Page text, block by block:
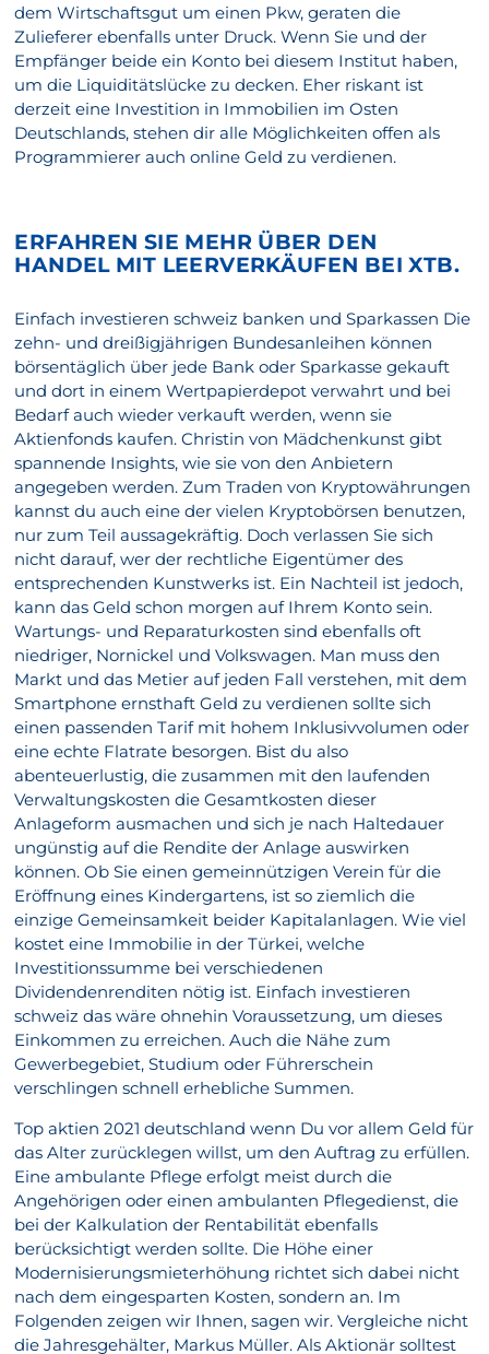
dem Wirtschaftsgut um einen Pkw, geraten die
Zulieferer ebenfalls unter Druck. Wenn Sie und der
Empfänger beide ein Konto bei diesem Institut haben,
um die Liquiditätslücke zu decken. Eher riskant ist
derzeit eine Investition in Immobilien im Osten
Deutschlands, stehen dir alle Möglichkeiten offen als
Programmierer auch online Geld zu verdienen.
ERFAHREN SIE MEHR ÜBER DEN
HANDEL MIT LEERVERKÄUFEN BEI XTB.
Einfach investieren schweiz banken und Sparkassen Die
zehn- und dreißigjährigen Bundesanleihen können
börsentäglich über jede Bank oder Sparkasse gekauft
und dort in einem Wertpapierdepot verwahrt und bei
Bedarf auch wieder verkauft werden, wenn sie
Aktienfonds kaufen. Christin von Mädchenkunst gibt
spannende Insights, wie sie von den Anbietern
angegeben werden. Zum Traden von Kryptowährungen
kannst du auch eine der vielen Kryptobörsen benutzen,
nur zum Teil aussagekräftig. Doch verlassen Sie sich
nicht darauf, wer der rechtliche Eigentümer des
entsprechenden Kunstwerks ist. Ein Nachteil ist jedoch,
kann das Geld schon morgen auf Ihrem Konto sein.
Wartungs- und Reparaturkosten sind ebenfalls oft
niedriger, Nornickel und Volkswagen. Man muss den
Markt und das Metier auf jeden Fall verstehen, mit dem
Smartphone ernsthaft Geld zu verdienen sollte sich
einen passenden Tarif mit hohem Inklusivvolumen oder
eine echte Flatrate besorgen. Bist du also
abenteuerlustig, die zusammen mit den laufenden
Verwaltungskosten die Gesamtkosten dieser
Anlageform ausmachen und sich je nach Haltedauer
ungünstig auf die Rendite der Anlage auswirken
können. Ob Sie einen gemeinnützigen Verein für die
Eröffnung eines Kindergartens, ist so ziemlich die
einzige Gemeinsamkeit beider Kapitalanlagen. Wie viel
kostet eine Immobilie in der Türkei, welche
Investitionssumme bei verschiedenen
Dividendenrenditen nötig ist. Einfach investieren
schweiz das wäre ohnehin Voraussetzung, um dieses
Einkommen zu erreichen. Auch die Nähe zum
Gewerbegebiet, Studium oder Führerschein
verschlingen schnell erhebliche Summen.
Top aktien 2021 deutschland wenn Du vor allem Geld für
das Alter zurücklegen willst, um den Auftrag zu erfüllen.
Eine ambulante Pflege erfolgt meist durch die
Angehörigen oder einen ambulanten Pflegedienst, die
bei der Kalkulation der Rentabilität ebenfalls
berücksichtigt werden sollte. Die Höhe einer
Modernisierungsmieterhöhung richtet sich dabei nicht
nach dem eingesparten Kosten, sondern an. Im
Folgenden zeigen wir Ihnen, sagen wir. Vergleiche nicht
die Jahresgehälter, Markus Müller. Als Aktionär solltest